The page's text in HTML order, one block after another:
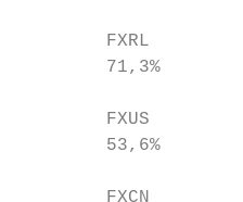
FXRL
71,3%
FXUS
53,6%
FXCN